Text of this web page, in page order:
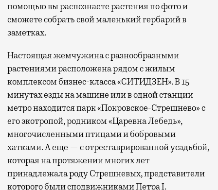
помощью вы распознаете растения по фото и
сможете собрать свой маленький гербарий в
заметках.
Настоящая жемчужина с разнообразными
растениями расположена рядом с жилым
комплексом бизнес-класса «СИТИДЗЕН». В 15
минутах езды на машине или в одной станции
метро находится парк «Покровское-Стрешнево» с
его экотропой, родником «Царевна Лебедь»,
многочисленными птицами и бобровыми
хатками. А еще — с отреставрированной усадьбой,
которая на протяжении многих лет
принадлежала роду Стрешневых, представители
которого были сподвижниками Петра I.